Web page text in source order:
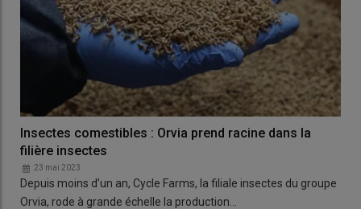
Insectes comestibles : Orvia prend racine dans la
filière insectes
23 mai 2023
Depuis moins d’un an, Cycle Farms, la filiale insectes du groupe
Orvia, rode à grande échelle la production…